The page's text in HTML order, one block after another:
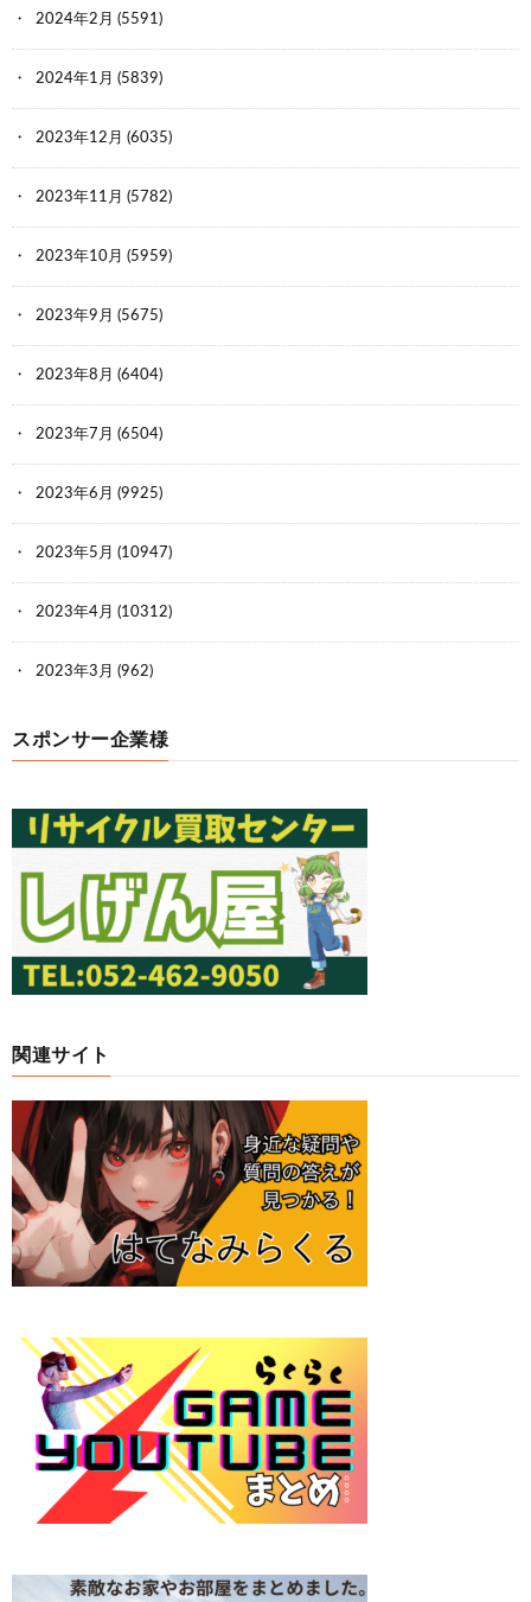
2024年2月 (5591)
2024年1月 (5839)
2023年12月 (6035)
2023年11月 (5782)
2023年10月 (5959)
2023年9月 (5675)
2023年8月 (6404)
2023年7月 (6504)
2023年6月 (9925)
2023年5月 (10947)
2023年4月 (10312)
2023年3月 (962)
スポンサー企業様
関連サイト